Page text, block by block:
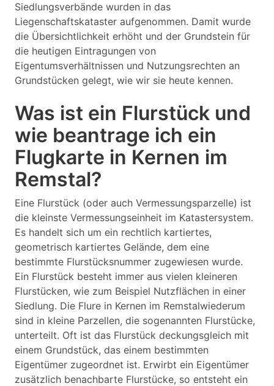
Siedlungsverbände wurden in das
Liegenschaftskataster aufgenommen. Damit wurde
die Übersichtlichkeit erhöht und der Grundstein für
die heutigen Eintragungen von
Eigentumsverhältnissen und Nutzungsrechten an
Grundstücken gelegt, wie wir sie heute kennen.
Was ist ein Flurstück und
wie beantrage ich ein
Flugkarte in Kernen im
Remstal?
Eine Flurstück (oder auch Vermessungsparzelle) ist
die kleinste Vermessungseinheit im Katastersystem.
Es handelt sich um ein rechtlich kartiertes,
geometrisch kartiertes Gelände, dem eine
bestimmte Flurstücksnummer zugewiesen wurde.
Ein Flurstück besteht immer aus vielen kleineren
Flurstücken, wie zum Beispiel Nutzflächen in einer
Siedlung. Die Flure in Kernen im Remstalwiederum
sind in kleine Parzellen, die sogenannten Flurstücke,
unterteilt. Oft ist das Flurstück deckungsgleich mit
einem Grundstück, das einem bestimmten
Eigentümer zugeordnet ist. Erwirbt ein Eigentümer
zusätzlich benachbarte Flurstücke, so entsteht ein